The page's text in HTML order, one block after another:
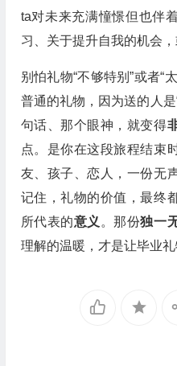
ta对未来充满憧憬但也伴
习、关于提升自我的机会，
别怕礼物“不够特别”或者“
普通的礼物，因为送的人
句话、那个眼神，就变得
点。是你在这段旅程结束
友、孩子、恋人，一份无
记住，礼物的价值，最终
所代表的意义 。那份独一
理解的温暖，才是让毕业礼